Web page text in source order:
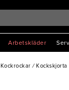
Arbetskläder
Kockrockar / Kockskjorta